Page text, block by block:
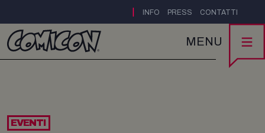
INFO PRESS CONTATTI
MENU
EVENTI